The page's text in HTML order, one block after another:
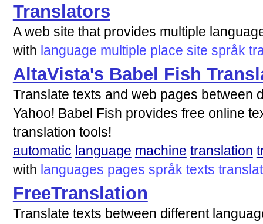
Translators
A web site that provides multiple
with language multiple place site språk
AltaVista's Babel Fish
Translate texts and web pages between
Yahoo! Babel Fish provides free online
translation tools!
automatic language machine translation
with languages pages språk texts
FreeTranslation
Translate texts between different